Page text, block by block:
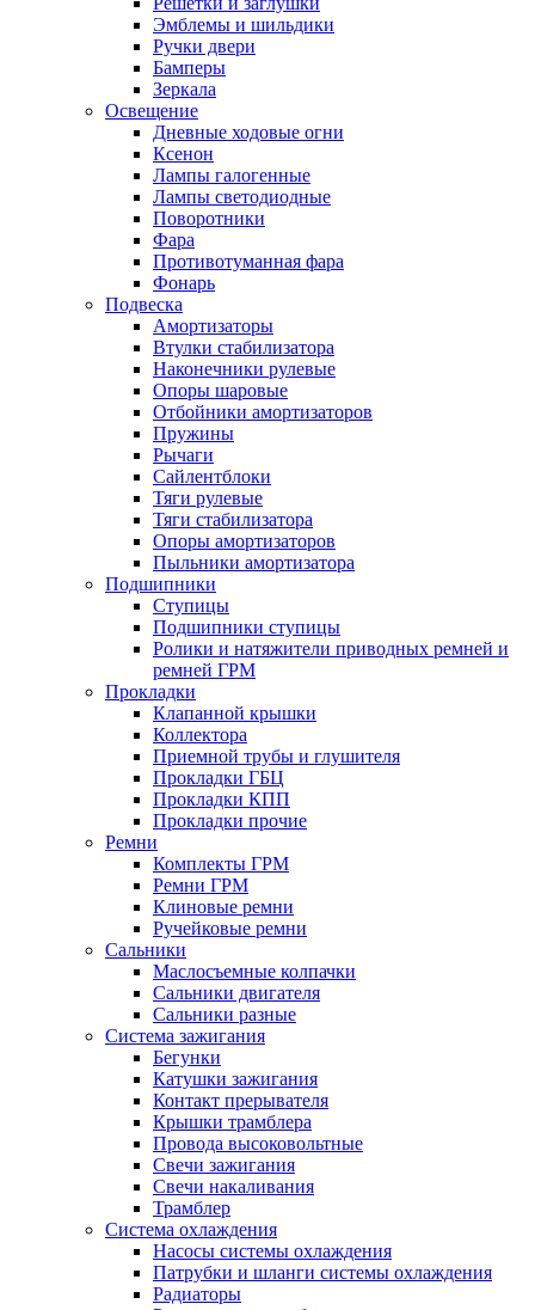
Эмблемы и шильдики
Ручки двери
Бамперы
Зеркала
Освещение
Дневные ходовые огни
Ксенон
Лампы галогенные
Лампы светодиодные
Поворотники
Фара
Противотуманная фара
Фонарь
Подвеска
Амортизаторы
Втулки стабилизатора
Наконечники рулевые
Опоры шаровые
Отбойники амортизаторов
Пружины
Рычаги
Сайлентблоки
Тяги рулевые
Тяги стабилизатора
Опоры амортизаторов
Пыльники амортизатора
Подшипники
Ступицы
Подшипники ступицы
Ролики и натяжители приводных ремней и
ремней ГРМ
Прокладки
Клапанной крышки
Коллектора
Приемной трубы и глушителя
Прокладки ГБЦ
Прокладки КПП
Прокладки прочие
Ремни
Комплекты ГРМ
Ремни ГРМ
Клиновые ремни
Ручейковые ремни
Сальники
Маслосъемные колпачки
Сальники двигателя
Сальники разные
Система зажигания
Бегунки
Катушки зажигания
Контакт прерывателя
Крышки трамблера
Провода высоковольтные
Свечи зажигания
Свечи накаливания
Трамблер
Система охлаждения
Насосы системы охлаждения
Патрубки и шланги системы охлаждения
Радиаторы